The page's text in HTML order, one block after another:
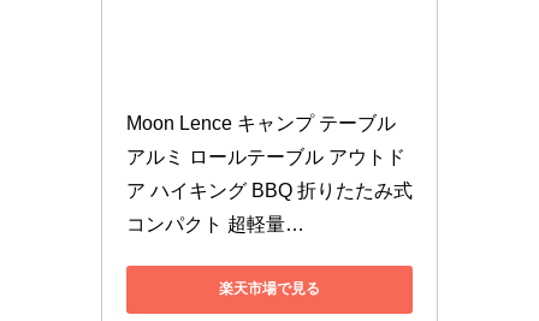
Moon Lence キャンプ テーブル
アルミ ロールテーブル アウトド
ア ハイキング BBQ 折りたたみ式
コンパクト 超軽量…
楽天市場で見る